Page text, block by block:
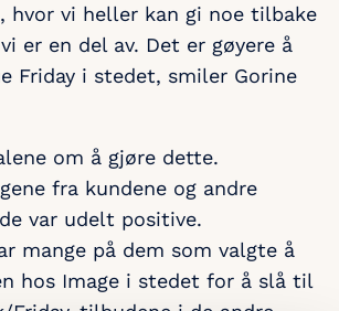
hvor vi heller kan gi noe tilbake
er en del av. Det er gøyere å
Friday i stedet, smiler Gorine
om å gjøre dette.
fra kundene og andre
var udelt positive.
mange på dem som valgte å
hos Image i stedet for å slå til